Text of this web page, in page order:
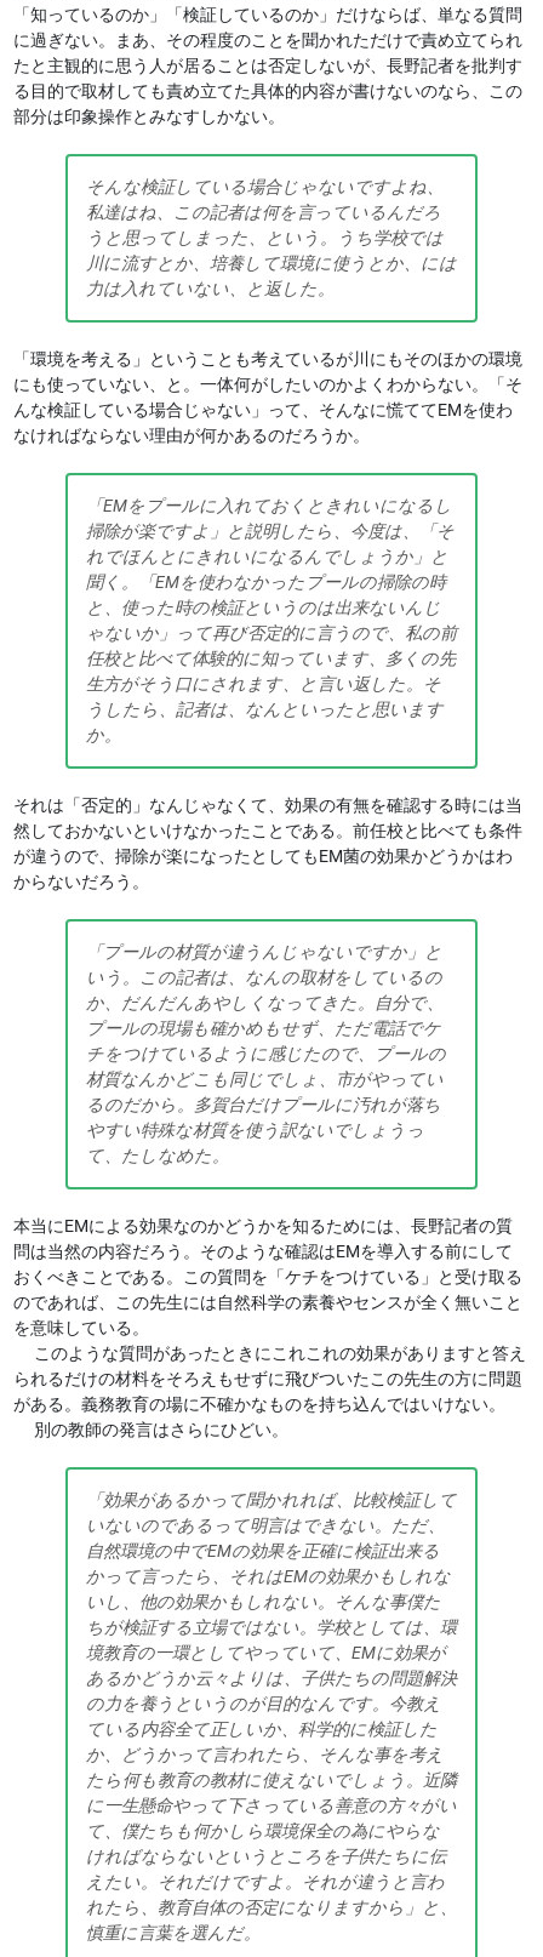
「知っているのか」「検証しているのか」だけならば、単なる質問
に過ぎない。まあ、その程度のことを聞かれただけで責め立てられ
たと主観的に思う人が居ることは否定しないが、長野記者を批判す
る目的で取材しても責め立てた具体的内容が書けないのなら、この
部分は印象操作とみなすしかない。
そんな検証している場合じゃないですよね、
私達はね、この記者は何を言っているんだろ
うと思ってしまった、という。うち学校では
川に流すとか、培養して環境に使うとか、には
力は入れていない、と返した。
「環境を考える」ということも考えているが川にもそのほかの環境
にも使っていない、と。一体何がしたいのかよくわからない。「そ
んな検証している場合じゃない」って、そんなに慌ててEMを使わ
なければならない理由が何かあるのだろうか。
「EMをプールに入れておくときれいになるし
掃除が楽ですよ」と説明したら、今度は、「そ
れでほんとにきれいになるんでしょうか」と
聞く。「EMを使わなかったプールの掃除の時
と、使った時の検証というのは出来ないんじ
ゃないか」って再び否定的に言うので、私の前
任校と比べて体験的に知っています、多くの先
生方がそう口にされます、と言い返した。そ
うしたら、記者は、なんといったと思います
か。
それは「否定的」なんじゃなくて、効果の有無を確認する時には当
然しておかないといけなかったことである。前任校と比べても条件
が違うので、掃除が楽になったとしてもEM菌の効果かどうかはわ
からないだろう。
「プールの材質が違うんじゃないですか」と
いう。この記者は、なんの取材をしているの
か、だんだんあやしくなってきた。自分で、
プールの現場も確かめもせず、ただ電話でケ
チをつけているように感じたので、プールの
材質なんかどこも同じでしょ、市がやってい
るのだから。多賀台だけプールに汚れが落ち
やすい特殊な材質を使う訳ないでしょうっ
て、たしなめた。
本当にEMによる効果なのかどうかを知るためには、長野記者の質
問は当然の内容だろう。そのような確認はEMを導入する前にして
おくべきことである。この質問を「ケチをつけている」と受け取る
のであれば、この先生には自然科学の素養やセンスが全く無いこと
を意味している。
このような質問があったときにこれこれの効果がありますと答え
られるだけの材料をそろえもせずに飛びついたこの先生の方に問題
がある。義務教育の場に不確かなものを持ち込んではいけない。
別の教師の発言はさらにひどい。
「効果があるかって聞かれれば、比較検証して
いないのであるって明言はできない。ただ、
自然環境の中でEMの効果を正確に検証出来る
かって言ったら、それはEMの効果かもしれな
いし、他の効果かもしれない。そんな事僕た
ちが検証する立場ではない。学校としては、環
境教育の一環としてやっていて、EMに効果が
あるかどうか云々よりは、子供たちの問題解決
の力を養うというのが目的なんです。今教え
ている内容全て正しいか、科学的に検証した
か、どうかって言われたら、そんな事を考え
たら何も教育の教材に使えないでしょう。近隣
に一生懸命やって下さっている善意の方々がい
て、僕たちも何かしら環境保全の為にやらな
ければならないというところを子供たちに伝
えたい。それだけですよ。それが違うと言わ
れたら、教育自体の否定になりますから」と、
慎重に言葉を選んだ。